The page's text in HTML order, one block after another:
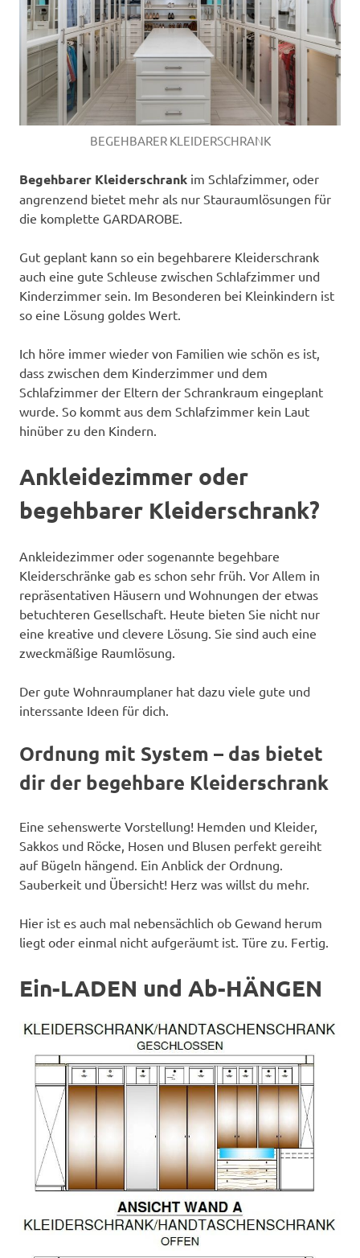
BEGEHBARER KLEIDERSCHRANK
Begehbarer Kleiderschrank im Schlafzimmer, oder
angrenzend bietet mehr als nur Stauraumlösungen für
die komplette GARDAROBE.
Gut geplant kann so ein begehbarere Kleiderschrank
auch eine gute Schleuse zwischen Schlafzimmer und
Kinderzimmer sein. Im Besonderen bei Kleinkindern ist
so eine Lösung goldes Wert.
Ich höre immer wieder von Familien wie schön es ist,
dass zwischen dem Kinderzimmer und dem
Schlafzimmer der Eltern der Schrankraum eingeplant
wurde. So kommt aus dem Schlafzimmer kein Laut
hinüber zu den Kindern.
Ankleidezimmer oder
begehbarer Kleiderschrank?
Ankleidezimmer oder sogenannte begehbare
Kleiderschränke gab es schon sehr früh. Vor Allem in
repräsentativen Häusern und Wohnungen der etwas
betuchteren Gesellschaft. Heute bieten Sie nicht nur
eine kreative und clevere Lösung. Sie sind auch eine
zweckmäßige Raumlösung.
Der gute Wohnraumplaner hat dazu viele gute und
interssante Ideen für dich.
Ordnung mit System – das bietet
dir der begehbare Kleiderschrank
Eine sehenswerte Vorstellung! Hemden und Kleider,
Sakkos und Röcke, Hosen und Blusen perfekt gereiht
auf Bügeln hängend. Ein Anblick der Ordnung.
Sauberkeit und Übersicht! Herz was willst du mehr.
Hier ist es auch mal nebensächlich ob Gewand herum
liegt oder einmal nicht aufgeräumt ist. Türe zu. Fertig.
Ein-LADEN und Ab-HÄNGEN